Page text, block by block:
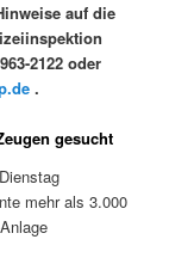
auf die
2122 oder
.
gesucht
mehr als 3.000